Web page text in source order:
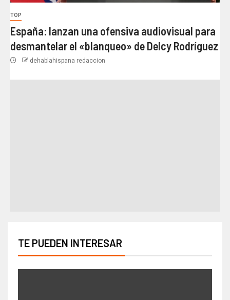
TOP
España: lanzan una ofensiva audiovisual para
desmantelar el «blanqueo» de Delcy Rodríguez
dehablahispana redaccion
TE PUEDEN INTERESAR